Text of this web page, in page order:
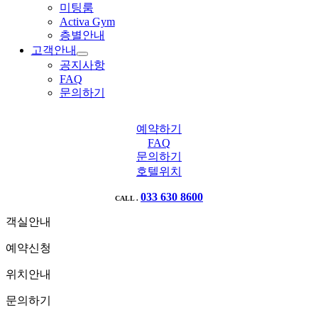
미팅룸
Activa Gym
층별안내
고객안내
공지사항
FAQ
문의하기
예약하기
FAQ
문의하기
호텔위치
CALL . 033 630 8600
객실안내
예약신청
위치안내
문의하기